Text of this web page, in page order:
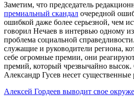
Заметим, что председатель
премиальный скандал очередной
ошибкой даже более серьезной, чем
говорил Нечаев в интервью одному
проблема социальной
служащие и руководители региона,
себе огромные премии, они
премий, который чрезвычайно высок.
Александр Гусев несет
Алексей Гордеев выводит свое